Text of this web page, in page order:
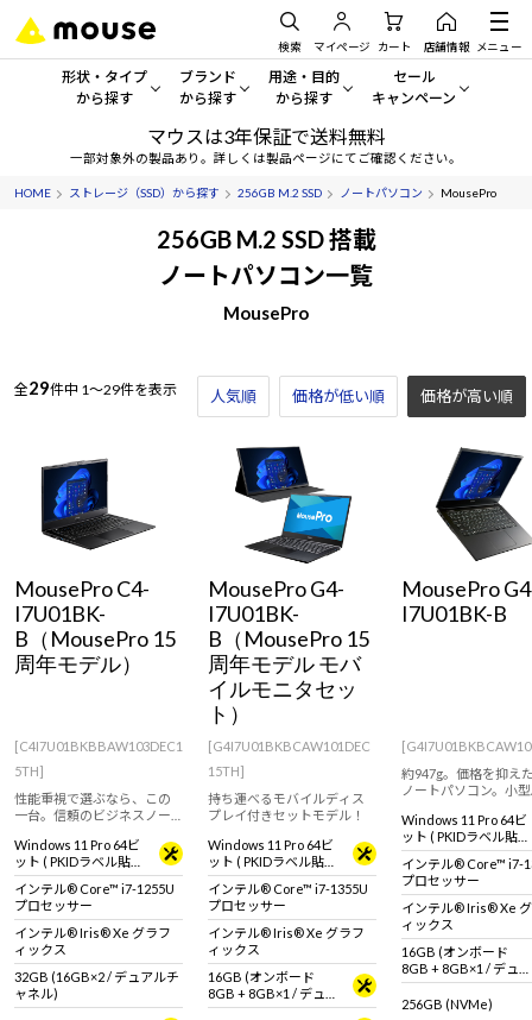
検索 マイページ カート 店舗情報 メニュー
形状・タイプ
から探す
形状・タイプから探す をすべてみる
デスクトップPC
ディスプレイ
Windows 11
ブランド
から探す
mouse
G TUNE
MousePro
Windows 11 |Copilot+ PC
用途・目的
から探す
一般向けパソコン
ゲーミングPC・ゲーム向けパソコン
クリエイティブ向け
ビジネス向けパソコン
学習向けパソコン
AIおすすめパソコン
Windows 11
セール
キャンペーン
セール・キャンペー
期間限定セール
マウスは3年保証で送料無料
一部対象外の製品あり。詳しくは製品ページにてご確認ください。
HOME ストレージ（SSD）から探す 256GB M.2 SSD ノートパソコン MousePro
256GB M.2 SSD 搭載
ノートパソコン一覧
MousePro
全29件中 1～29件を表示 人気順 価格が低い順 価格が高い順
MousePro C4-
I7U01BK-
B（MousePro 15
周年モデル）
[C4I7U01BKBBAW103DEC1
5TH]
性能重視で選ぶなら、この
一台。信頼のビジネスノー
Windows 11 Pro 64ビ
ット ( PKIDラベル貼付
対応 )
インテル® Core™ i7-1255U
プロセッサー
インテル® Iris® Xe グラフ
ィックス
32GB (16GB×2 / デュアルチ
ャネル)
MousePro G4-
I7U01BK-
B（MousePro 15
周年モデル モバ
イルモニタセッ
ト）
[G4I7U01BKBCAW101DEC
15TH]
持ち運べるモバイルディス
プレイ付きセットモデル！
Windows 11 Pro 64ビ
ット ( PKIDラベル貼付
対応 )
インテル® Core™ i7-1355U
プロセッサー
インテル® Iris® Xe グラフ
ィックス
16GB (オンボード
8GB + 8GB×1 / デュア
ルチャネル)
MousePro
I7U01BK-B
約947g。価格を抑え
ノートパソコン。小
ジネスパーソンにお
め。
Windows 11 Pro 64ビ
ット ( PKIDラベル貼付
対応 )
インテル® Core™ i7-
プロセッサー
インテル® Iris® Xe
ィックス
16GB (オンボード
8GB + 8GB×1 / デュア
ルチャネル)
256GB (NVMe)